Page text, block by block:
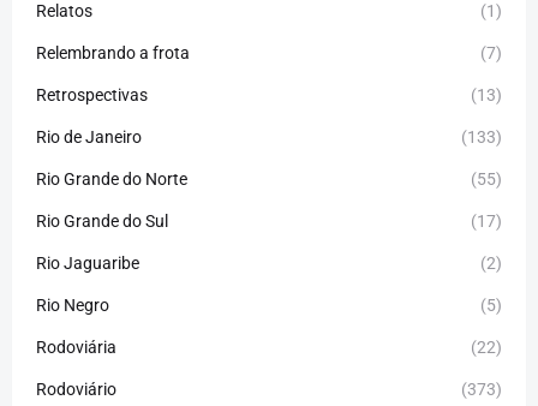
Relatos (1)
Relembrando a frota (7)
Retrospectivas (13)
Rio de Janeiro (133)
Rio Grande do Norte (55)
Rio Grande do Sul (17)
Rio Jaguaribe (2)
Rio Negro (5)
Rodoviária (22)
Rodoviário (373)